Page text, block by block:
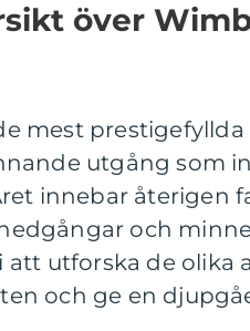
över
mest
utgång som
innebar återigen
och
utforska de olika
och ge en